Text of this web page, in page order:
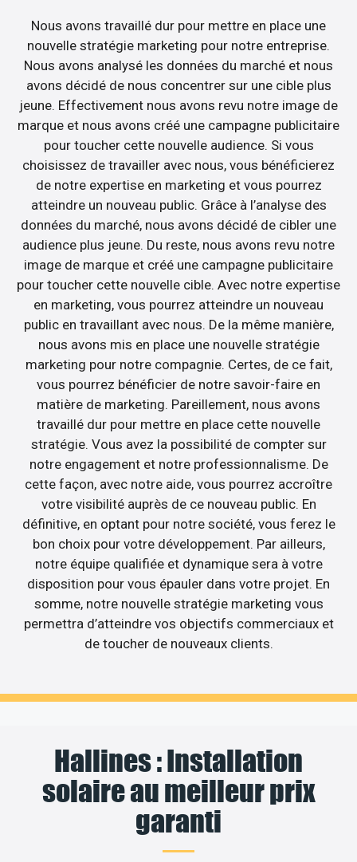
Nous avons travaillé dur pour mettre en place une
nouvelle stratégie marketing pour notre entreprise.
Nous avons analysé les données du marché et nous
avons décidé de nous concentrer sur une cible plus
jeune. Effectivement nous avons revu notre image de
marque et nous avons créé une campagne publicitaire
pour toucher cette nouvelle audience. Si vous
choisissez de travailler avec nous, vous bénéficierez
de notre expertise en marketing et vous pourrez
atteindre un nouveau public. Grâce à l’analyse des
données du marché, nous avons décidé de cibler une
audience plus jeune. Du reste, nous avons revu notre
image de marque et créé une campagne publicitaire
pour toucher cette nouvelle cible. Avec notre expertise
en marketing, vous pourrez atteindre un nouveau
public en travaillant avec nous. De la même manière,
nous avons mis en place une nouvelle stratégie
marketing pour notre compagnie. Certes, de ce fait,
vous pourrez bénéficier de notre savoir-faire en
matière de marketing. Pareillement, nous avons
travaillé dur pour mettre en place cette nouvelle
stratégie. Vous avez la possibilité de compter sur
notre engagement et notre professionnalisme. De
cette façon, avec notre aide, vous pourrez accroître
votre visibilité auprès de ce nouveau public. En
définitive, en optant pour notre société, vous ferez le
bon choix pour votre développement. Par ailleurs,
notre équipe qualifiée et dynamique sera à votre
disposition pour vous épauler dans votre projet. En
somme, notre nouvelle stratégie marketing vous
permettra d’atteindre vos objectifs commerciaux et
de toucher de nouveaux clients.
Hallines : Installation
solaire au meilleur prix
garanti